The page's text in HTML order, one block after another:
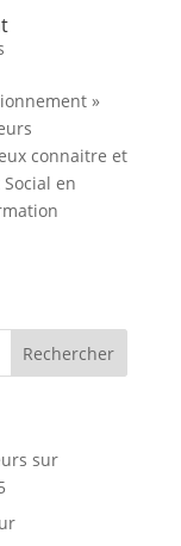
»
connaitre et
en
sur